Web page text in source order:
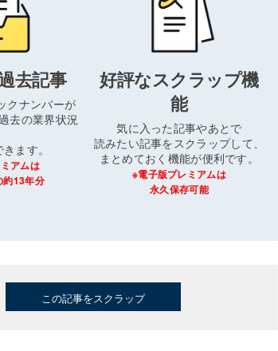
去記事
クナンバーが
去の業界状況
ます。
アムは
約13年分
好評なスクラップ機
能
気に入った記事やあとで
読みたい記事をスクラップして、
まとめておく機能が便利です。
※電子版プレミアムは
永久保存可能
この記事をスクラップ